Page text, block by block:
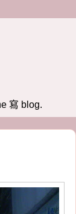
寫 blog.